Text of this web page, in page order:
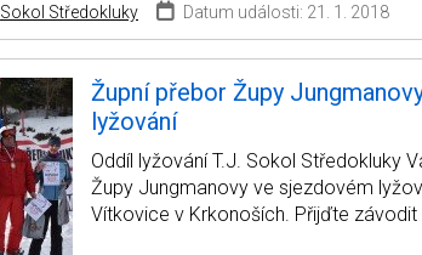
Sokol Středokluky Datum události: 21. 1. 2018
Župní přebor Župy
lyžování
Oddíl lyžování T.J. Sokol Středokluky
Župy Jungmanovy ve sjezdovém
Vítkovice v Krkonoších. Přijďte